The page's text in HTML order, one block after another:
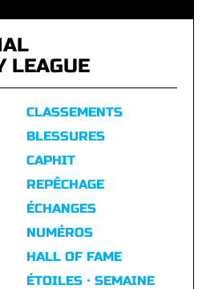
LEAGUE
CLASSEMENTS
BLESSURES
CAPHIT
REPÊCHAGE
ÉCHANGES
NUMÉROS
HALL OF FAME
ÉTOILES · SEMAINE